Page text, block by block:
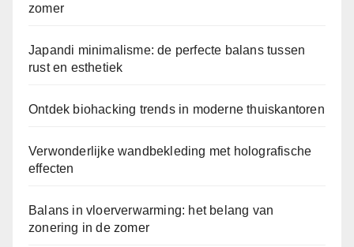
zomer
Japandi minimalisme: de perfecte balans tussen
rust en esthetiek
Ontdek biohacking trends in moderne thuiskantoren
Verwonderlijke wandbekleding met holografische
effecten
Balans in vloerverwarming: het belang van
zonering in de zomer